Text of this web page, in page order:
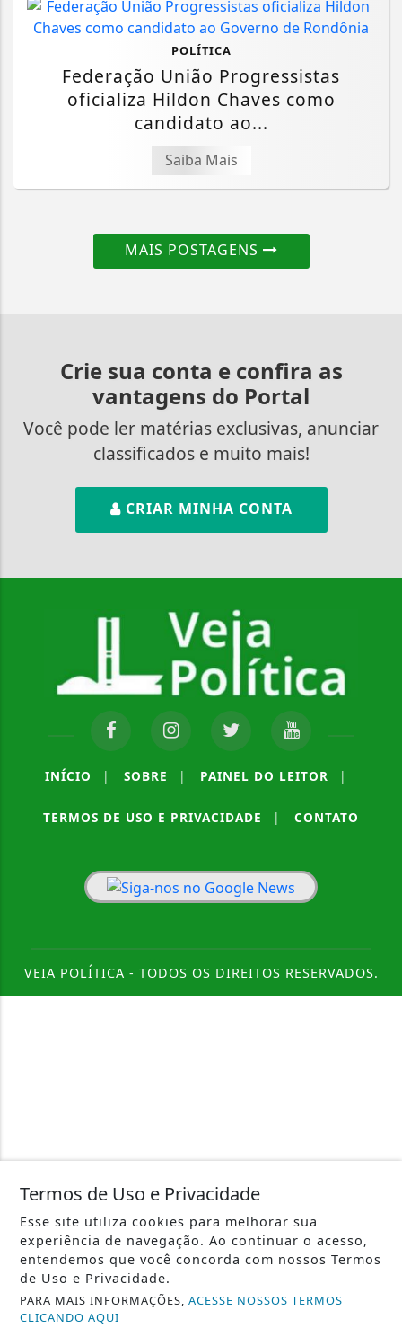
POLÍTICA
Federação União Progressistas
oficializa Hildon Chaves como
candidato ao...
Saiba Mais
MAIS POSTAGENS
Crie sua conta e confira as
vantagens do Portal
Você pode ler matérias exclusivas, anunciar
classificados e muito mais!
CRIAR MINHA CONTA
INÍCIO | SOBRE | PAINEL DO LEITOR |
TERMOS DE USO E PRIVACIDADE | CONTATO
VEIA POLÍTICA - TODOS OS DIREITOS RESERVADOS.
Termos de Uso e Privacidade
Esse site utiliza cookies para melhorar sua
experiência de navegação. Ao continuar o acesso,
entendemos que você concorda com nossos Termos
de Uso e Privacidade.
PARA MAIS INFORMAÇÕES,ACESSE NOSSOS TERMOS
CLICANDO AQUI